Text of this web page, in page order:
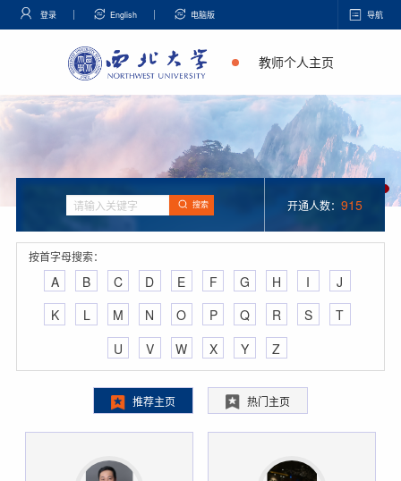
登录 English 电脑版 导航
教师个人主页
搜索 开通人数： 915
按首字母搜索：
A B C D E F G H I
J
K
L M N O P Q R S
T
U
V W X Y Z
推荐主页 热门主页